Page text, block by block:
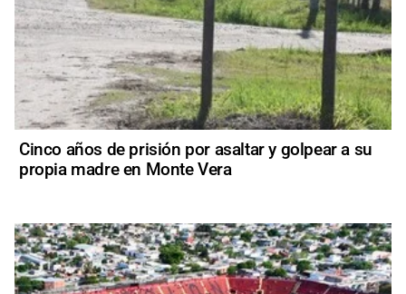
Cinco años de prisión por asaltar y golpear a su
propia madre en Monte Vera